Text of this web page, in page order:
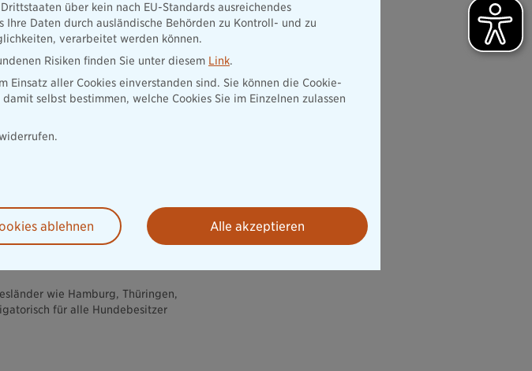
oder das liebe
sind Sie in der Pflicht, für
Belastungen schnell erheblich
unterliegen grundsätzlich
entstehen. Dies kann
wie Hamburg, Thüringen,
für alle Hundebesitzer
über kein nach EU-Standards ausreichendes
Daten durch ausländische Behörden zu Kontroll- und zu
verarbeitet werden können.
Risiken finden Sie unter diesem Link.
aller Cookies einverstanden sind. Sie können die Cookie-
selbst bestimmen, welche Cookies Sie im Einzelnen zulassen
ablehnen Alle akzeptieren